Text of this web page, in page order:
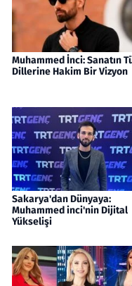
Muhammed İnci: Sanatın
Dillerine Hakim Bir Vizyon
Sakarya'dan Dünyaya:
Muhammed inci'nin Dijital
Yükselişi